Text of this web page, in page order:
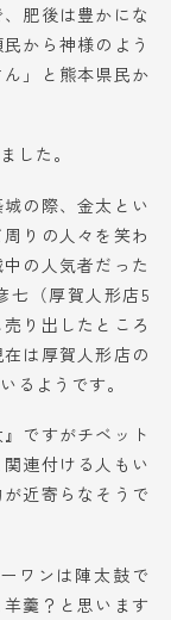
肥後は豊かにな
から神様のよう
」と熊本県民か
した。
の際、金太とい
りの人々を笑わ
の人気者だった
七（厚賀人形店5
り出したところ
は厚賀人形店の
るようです。
ですがチベット
連付ける人もい
近寄らなそうで
ワンは陣太鼓で
羹？と思います